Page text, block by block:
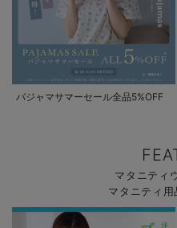
パジャマサマーセール全品5%OFF
マタニティ
マタニティ用